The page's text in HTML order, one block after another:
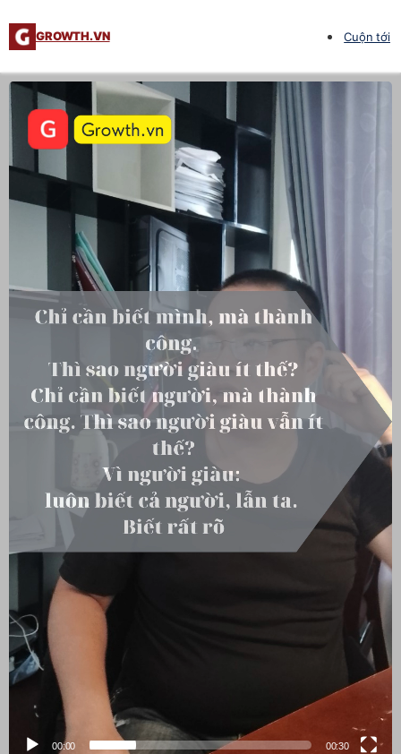
GROWTH.VN Cuộn tới
Trình
chơi
Video
00:00 00:30